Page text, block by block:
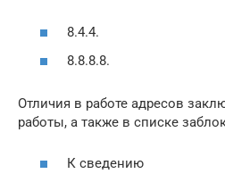
8.4.4.
8.8.8.8.
Отличия в работе адресов
работы, а также в списке
К сведению